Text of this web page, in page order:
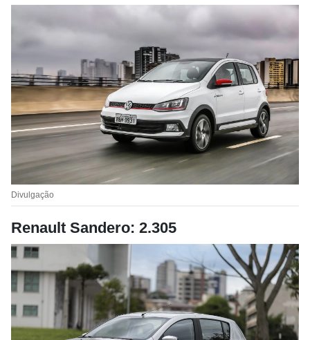
Divulgação
Renault Sandero: 2.305